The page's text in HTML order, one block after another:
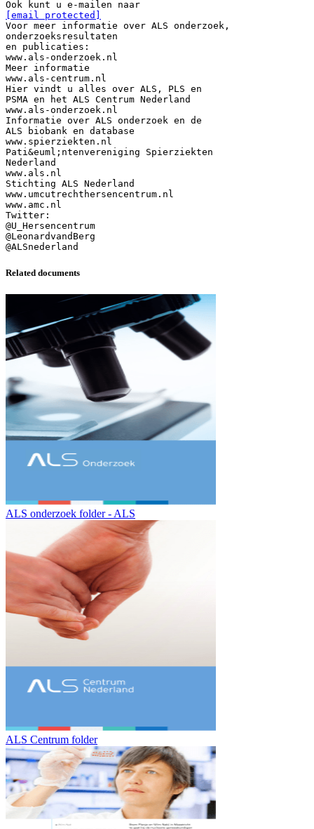
[email protected]
Voor meer informatie over ALS onderzoek,
onderzoeksresultaten
en publicaties:
www.als-onderzoek.nl
Meer informatie
www.als-centrum.nl
Hier vindt u alles over ALS, PLS en
PSMA en het ALS Centrum Nederland
www.als-onderzoek.nl
Informatie over ALS onderzoek en de
ALS biobank en database
www.spierziekten.nl
Pati&euml;ntenvereniging Spierziekten
Nederland
www.als.nl
Stichting ALS Nederland
www.umcutrechthersencentrum.nl
www.amc.nl
Twitter:
@U_Hersencentrum
@LeonardvandBerg
Related documents
ALS onderzoek folder - ALS
ALS Centrum folder